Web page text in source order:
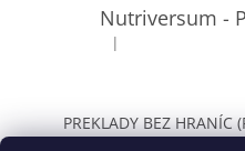
Nutriversum -
Hodnotenie
|
PREKLADY BEZ HRANÍC
WOLT